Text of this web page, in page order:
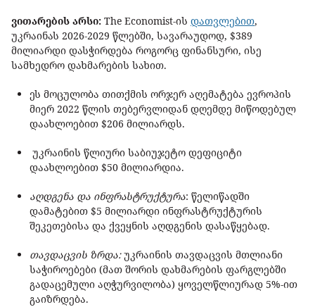
ვითარების არსი: The Economist-ის დათვლებით,
უკრაინას 2026-2029 წლებში, სავარაუდოდ, $389
მილიარდი დასჭირდება როგორც ფინანსური, ისე
სამხედრო დახმარების სახით.
ეს მოცულობა თითქმის ორჯერ აღემატება ევროპის
მიერ 2022 წლის თებერვლიდან დღემდე მიწოდებულ
დაახლოებით $206 მილიარდს.
უკრაინის წლიური საბიუჯეტო დეფიციტი
დაახლოებით $50 მილიარდია.
აღდგენა და ინფრასტრუქტურა: წელიწადში
დამატებით $5 მილიარდი ინფრასტრუქტურის
შეკეთებისა და ქვეყნის აღდგენის დასაწყებად.
თავდაცვის ზრდა:უკრაინის თავდაცვის მთლიანი
საჭიროებები (მათ შორის დახმარების ფარგლებში
გადაცემული აღჭურვილობა) ყოველწლიურად 5%-ით
გაიზრდება.